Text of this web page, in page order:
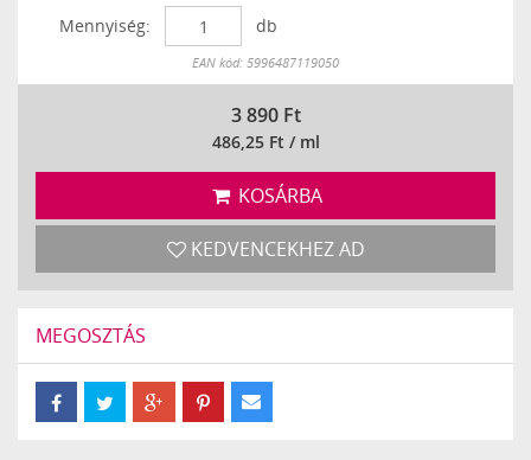
Mennyiség: db
Készleten
EAN kód: 5996487119050
3 890 Ft
486,25 Ft / ml
KOSÁRBA
KEDVENCEKHEZ AD
MEGOSZTÁS